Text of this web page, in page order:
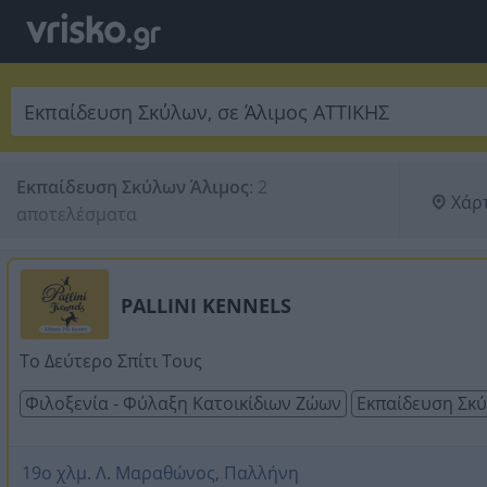
Εκπαίδευση Σκύλων Άλιμος: 2
αποτελέσματα
PALLINI KENNELS
Το Δεύτερο Σπίτι Τους
Φιλοξενία - Φύλαξη Κατοικίδιων Ζώων
Εκπαίδευση
19ο χλμ. Λ. Μαραθώνος, Παλλήνη